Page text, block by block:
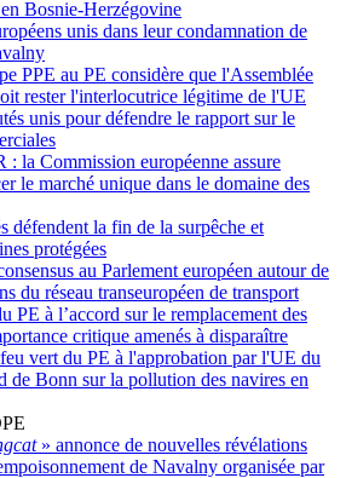
Bosnie-Herzégovine
unis dans leur condamnation de
PPE au PE considère que l'Assemblée
rester l'interlocutrice légitime de l'UE
unis pour défendre le rapport sur le
: la Commission européenne assure
le marché unique dans le domaine des
défendent la fin de la surpêche et
protégées
au Parlement européen autour de
du réseau transeuropéen de transport
PE à l’accord sur le remplacement des
critique amenés à disparaître
feu vert du PE à l'approbation par l'UE du
de Bonn sur la pollution des navires en
» annonce de nouvelles révélations
de Navalny organisée par